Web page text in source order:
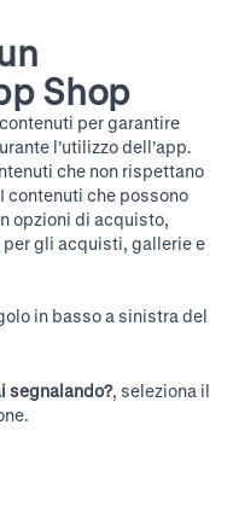
Shop
per garantire
l’utilizzo dell’app.
che non rispettano
contenuti che possono
opzioni di acquisto,
gli acquisti, gallerie e
in basso a sinistra del
segnalando?, seleziona il